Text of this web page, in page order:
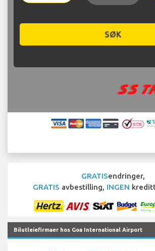
SØK
GRATISendringer,
GRATIS avbestilling, INGEN
Bilutleiefirmaer hos Goa International Airport